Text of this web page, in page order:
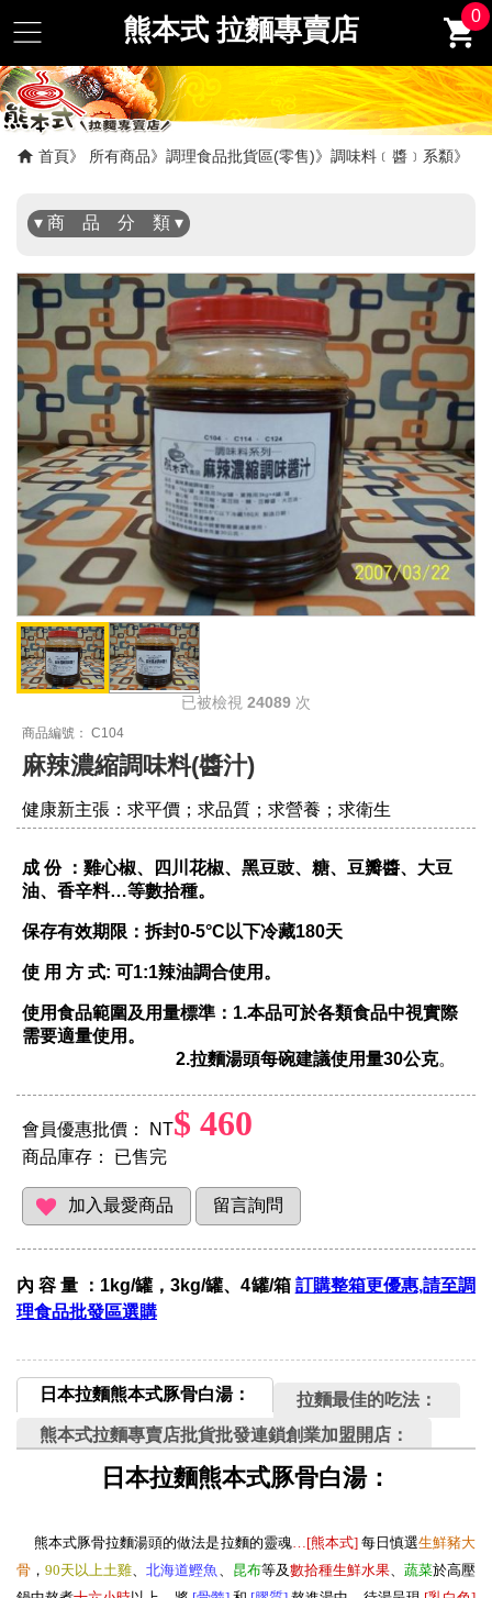
熊本式 拉麵專賣店 0
首頁 所有商品 調理食品批貨區(零售) 調味料﹝醬﹞系纇
▾ 商 品 分 類 ▾
✖
已被檢視 24089 次
商品編號： C104
麻辣濃縮調味料(醬汁)
健康新主張：求平價；求品質；求營養；求衛生
成 份 ：雞心椒、四川花椒、黑豆豉、糖、豆瓣醬、大豆
油、香辛料…等數拾種。
保存有效期限：拆封0-5°C以下冷藏180天
使 用 方 式: 可1:1辣油調合使用。
使用食品範圍及用量標準：1.本品可於各類食品中視實際
需要適量使用。
2.拉麵湯頭每碗建議使用量30公克。
會員優惠批價： NT$ 460
商品庫存： 已售完
內 容 量 ：1kg/罐，3kg/罐、4罐/箱 訂購整箱更優惠,請至調
理食品批發區選購
日本拉麵熊本式豚骨白湯：
拉麵最佳的吃法：
熊本式拉麵專賣店批貨批發連鎖創業加盟開店：
日本拉麵熊本式豚骨白湯：
熊本式豚骨拉麵湯頭的做法是拉麵的靈魂…[熊本式]每日慎選生鮮豬大
骨 ，90天以上土雞 、北海道鰹魚 昆布等及數拾種生鮮水果、 蔬菜於高壓